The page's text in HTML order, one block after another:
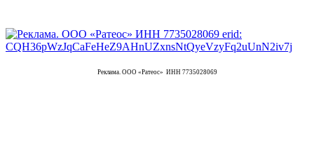
Реклама. ООО «Ратеос» ИНН 7735028069